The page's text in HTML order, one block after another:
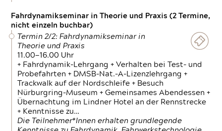
Fahrdynamikseminar in Theorie und Praxis (2 Termine,
nicht einzeln buchbar)
Termin 2/2: Fahrdynamikseminar in
Theorie und Praxis
11.00—16.00 Uhr
+ Fahrdynamik-Lehrgang + Verhalten bei Test- und
Probefahrten + DMSB-Nat.-A-Lizenzlehrgang +
Trackwalk auf der Nordschleife + Besuch
Nürburgring-Museum + Gemeinsames Abendessen +
Übernachtung im Lindner Hotel an der Rennstrecke
+ Kenntnisse zu…
Die Teilnehmer*Innen erhalten grundlegende